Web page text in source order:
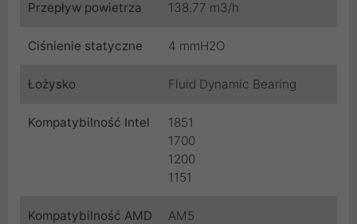
Przepływ powietrza 138.77 m3/h
Ciśnienie statyczne 4 mmH2O
Łożysko Fluid Dynamic Bearing
Kompatybilność Intel
1851
1700
1200
1151
Kompatybilność AMD
AM5